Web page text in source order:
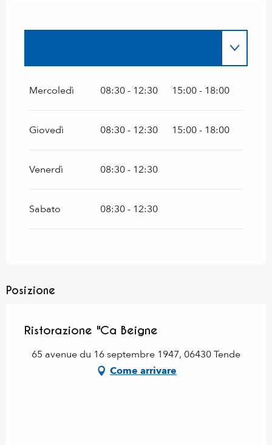
1 aprile 2026
Mercoledì 08:30 - 12:30 15:00 - 18:00
Giovedì 08:30 - 12:30 15:00 - 18:00
Venerdì 08:30 - 12:30
Sabato 08:30 - 12:30
Posizione
Ristorazione "Ca Beigne
65 avenue du 16 septembre 1947, 06430 Tende
Come arrivare